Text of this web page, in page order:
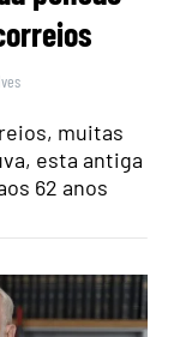
muitas
esta antiga
62 anos